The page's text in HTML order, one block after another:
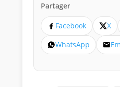
Partager
Facebook X
WhatsApp